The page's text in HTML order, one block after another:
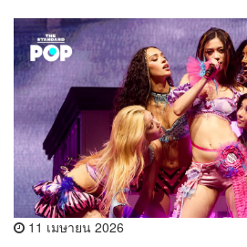
11 เมษายน 2026